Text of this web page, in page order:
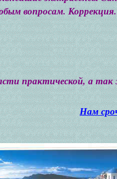
вопросам. Коррекция.
практической, а так
Нам